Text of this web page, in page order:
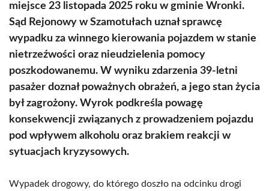
miejsce 23 listopada 2025 roku w gminie Wronki.
Sąd Rejonowy w Szamotułach uznał sprawcę
wypadku za winnego kierowania pojazdem w stanie
nietrzeźwości oraz nieudzielenia pomocy
poszkodowanemu. W wyniku zdarzenia 39-letni
pasażer doznał poważnych obrażeń, a jego stan życia
był zagrożony. Wyrok podkreśla powagę
konsekwencji związanych z prowadzeniem pojazdu
pod wpływem alkoholu oraz brakiem reakcji w
sytuacjach kryzysowych.
Wypadek drogowy, do którego doszło na odcinku drogi